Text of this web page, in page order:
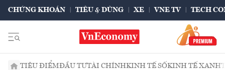
CHỨNG KHOÁN TIÊU & DÙNG XE VNE TV TECH
TIÊU ĐIỂMĐẦU TƯTÀI CHÍNHKINH TẾ SỐKINH TẾ XANH